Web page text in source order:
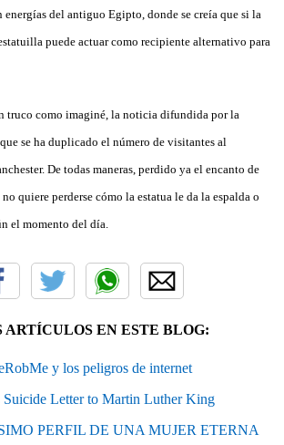
energías del antiguo Egipto, donde se creía que si la
puede actuar como recipiente alternativo para
truco como imaginé, la noticia difundida por la
se ha duplicado el número de visitantes al
De todas maneras, perdido ya el encanto de
quiere perderse cómo la estatua le da la espalda o
el momento del día.
ARTÍCULOS EN ESTE BLOG:
y los peligros de internet
Suicide Letter to Martin Luther King
PERFIL DE UNA MUJER ETERNA